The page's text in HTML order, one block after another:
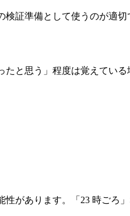
証準備として使うのが適
と思う」程度は覚えてい
があります。「23 時ごろ